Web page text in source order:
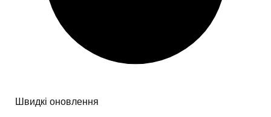
Швидкі оновлення